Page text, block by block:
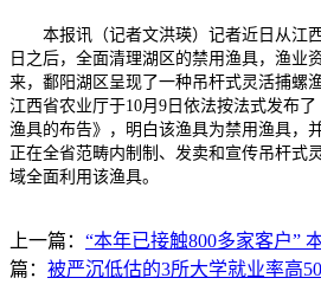
本报讯（记者文洪瑛）记者近日从江西
日之后，全面清理湖区的禁用渔具，渔业
来，鄱阳湖区呈现了一种吊杆式灵活捕螺
江西省农业厅于10月9日依法按法式发布
渔具的布告》，明白该渔具为禁用渔具，
正在全省范畴内制制、发卖和宣传吊杆式
域全面利用该渔具。
上一篇： “本年已接触800多家客户”
篇： 被严沉低估的3所大学就业率高